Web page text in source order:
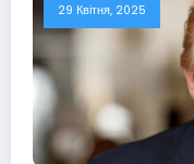
29 Квітня, 2025